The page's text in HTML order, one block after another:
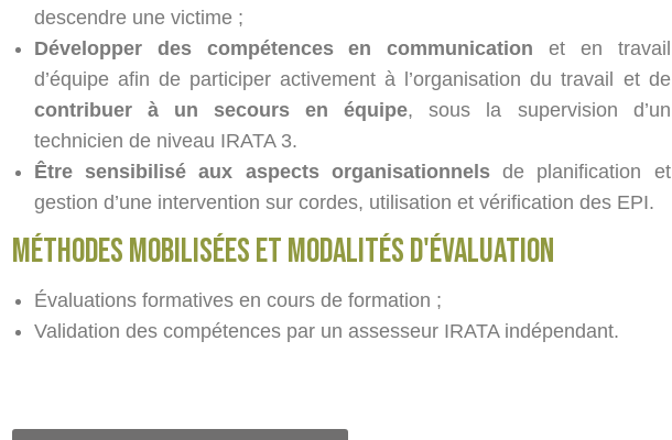
descendre une victime ;
Développer des compétences en communication et en travail
d’équipe afin de participer activement à l’organisation du travail et de
contribuer à un secours en équipe, sous la supervision d’un
technicien de niveau IRATA 3.
Être sensibilisé aux aspects organisationnelsde planification et
gestion d’une intervention sur cordes, utilisation et vérification des EPI.
méthodes mobilisées et modalités d'évaluation
Évaluations formatives en cours de formation ;
Validation des compétences par un assesseur IRATA indépendant.